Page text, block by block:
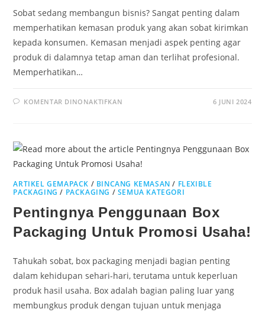
Sobat sedang membangun bisnis? Sangat penting dalam
memperhatikan kemasan produk yang akan sobat kirimkan
kepada konsumen. Kemasan menjadi aspek penting agar
produk di dalamnya tetap aman dan terlihat profesional.
Memperhatikan…
KOMENTAR DINONAKTIFKAN 6 JUNI 2024
ARTIKEL GEMAPACK / BINCANG KEMASAN / FLEXIBLE
PACKAGING / PACKAGING / SEMUA KATEGORI
Pentingnya Penggunaan Box
Packaging Untuk Promosi Usaha!
Tahukah sobat, box packaging menjadi bagian penting
dalam kehidupan sehari-hari, terutama untuk keperluan
produk hasil usaha. Box adalah bagian paling luar yang
membungkus produk dengan tujuan untuk menjaga